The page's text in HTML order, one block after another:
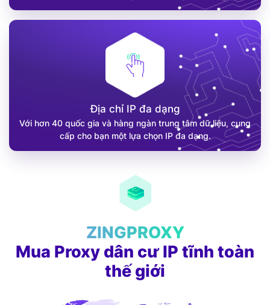
Địa chỉ IP đa dạng
Với hơn 40 quốc gia và hàng ngàn trung tâm dữ liệu, cung
cấp cho bạn một lựa chọn IP đa dạng.
ZINGPROXY
Mua Proxy dân cư IP tĩnh toàn
thế giới